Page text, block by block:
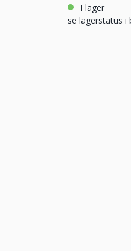
i lager
se lagerstatus i